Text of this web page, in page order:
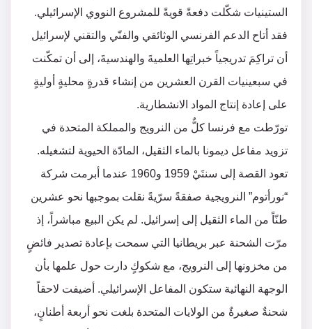
الستينيات شكّلت دفعةً قويةً للمشروع النووي الإسرائيلي.
فقد أتاح الدعم الفرنسي الوثائقي والفنّي والتقني لإسرائيل
أن تراكِمَ تدريجياً خبراتِها العلميةَ والهندسيةَ، إلى أن تمكّنت
في سبعينيات القرن العشرين من إنشاء قدرةٍ محليةٍ أوليةٍ
على إعادة إنتاج المواد الانشطارية.
تورّطت مع فرنسا كلٌّ من النرويج والمملكة المتحدة في
تزويد مفاعل ديمونا بالماء الثقيل، المادّة الحيوية لتشغيله.
تعود القصة إلى سنتَيْ 1959 و1960 عندما أبرمت شركة
“نورأتوم” النرويجية صفقةً سرّيةً نقلت بموجبها نحو عشرين
طنّاً من الماء الثقيل إلى إسرائيل. لم يكن البيع مباشراً، إذ
مرّت الشحنة عبر بريطانيا التي سمحت بإعادة تصدير فائضٍ
من مخزونها إلى النرويج، مع شكوكٍ دارت حول علمها بأن
الوجهة النهائية ستكون المفاعل الإسرائيلي. أضيفت لاحقاً
شحنةٌ صغيرةٌ من الولايات المتحدة بلغت نحو أربعة أطنانٍ،